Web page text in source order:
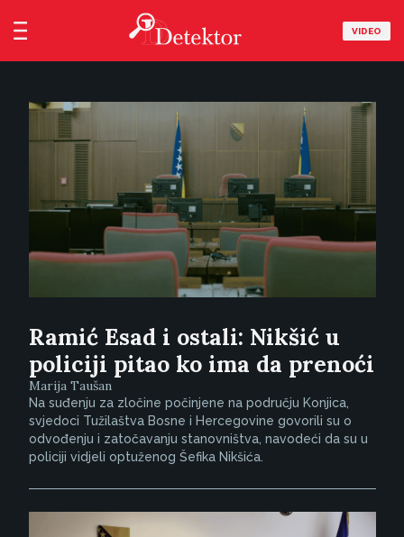
VIDEO
Ramić Esad i ostali: Nikšić u
policiji pitao ko ima da prenoći
Marija Taušan
Na suđenju za zločine počinjene na području Konjica,
svjedoci Tužilaštva Bosne i Hercegovine govorili su o
odvođenju i zatočavanju stanovništva, navodeći da su u
policiji vidjeli optuženog Šefika Nikšića.